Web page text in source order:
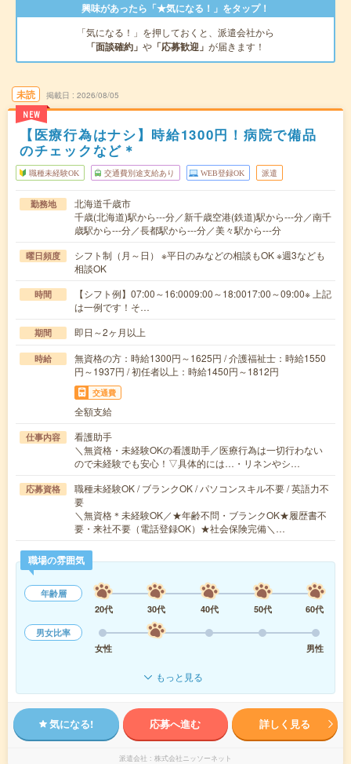
興味があったら「★気になる！」をタップ！
「気になる！」を押しておくと、派遣会社から
「面談確約」 や 「応募歓迎」 が届きます！
未読
NEW
掲載日 2026/08/05
【医療行為はナシ】時給1300円！病院で備品
のチェックなど＊
職種未経験OK 交通費別途支給あり WEB登録OK 派遣
勤務地
北海道千歳市
千歳(北海道)駅から---分／新千歳空港(鉄道)駅から---分／南千
歳駅から---分／長都駅から---分／美々駅から---分
曜日頻度
シフト制（月～日） ※平日のみなどの相談もOK ※週3なども
相談OK
時間
【シフト例】07:00～16:0009:00～18:0017:00～09:00※ 上記
は一例です！そ…
期間 即日～2ヶ月以上
時給
無資格の方：時給1300円～1625円 / 介護福祉士：時給1550
円～1937円 / 初任者以上：時給1450円～1812円
交通費
全額支給
仕事内容
看護助手
＼無資格・未経験OKの看護助手／医療行為は一切行わない
ので未経験でも安心！▽具体的には…・リネンやシ…
応募資格
職種未経験OK / ブランクOK / パソコンスキル不要 / 英語力不
要
＼無資格＊未経験OK／★年齢不問・ブランクOK★履歴書不
要・来社不要（電話登録OK）★社会保険完備＼…
職場の雰囲気
年齢層
20代
30代 40代 50代
60代
男女比率
女性
男性
もっと見る
気になる! 応募へ進む 詳しく見る
派遣会社 株式会社ニッソーネット